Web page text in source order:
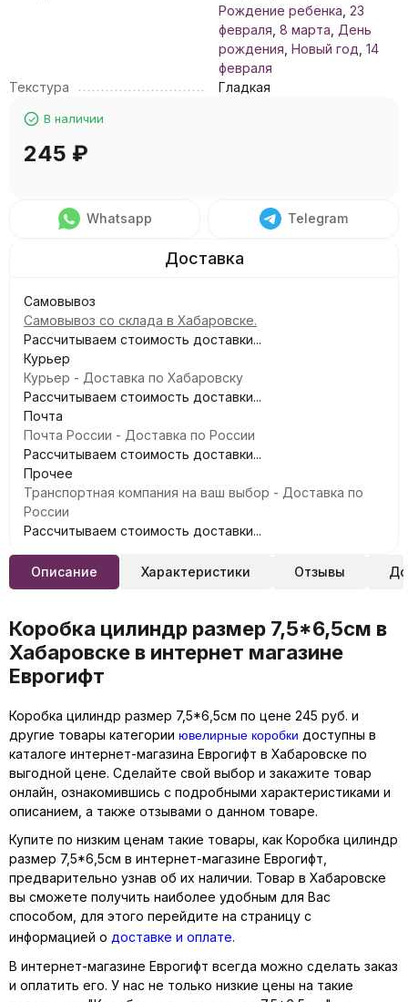
Рождение ребенка 23
февраля 8 марта День
рождения Новый год 14
февраля
Текстура
Гладкая
В наличии
245 ₽
Whatsapp Telegram
Самовывоз
Самовывоз со склада в Хабаровске.
Рассчитываем стоимость доставки...
Курьер
Курьер - Доставка по Хабаровску
Рассчитываем стоимость доставки...
Почта
Почта России - Доставка по России
Рассчитываем стоимость доставки...
Прочее
Транспортная компания на ваш выбор - Доставка по
России
Рассчитываем стоимость доставки...
Описание Характеристики Отзывы
Коробка цилиндр размер 7,5*6,5см в
Хабаровске в интернет магазине
Еврогифт
Коробка цилиндр размер 7,5*6,5см по цене 245 руб. и
другие товары категории ювелирные коробки доступны в
каталоге интернет-магазина Еврогифт в Хабаровске по
выгодной цене. Сделайте свой выбор и закажите товар
онлайн, ознакомившись с подробными характеристиками и
описанием, а также отзывами о данном товаре.
Купите по низким ценам такие товары, как Коробка цилиндр
размер 7,5*6,5см в интернет-магазине Еврогифт,
предварительно узнав об их наличии. Товар в Хабаровске
вы сможете получить наиболее удобным для Вас
способом, для этого перейдите на страницу с
информацией о доставке и оплате.
В интернет-магазине Еврогифт всегда можно сделать заказ
и оплатить его. У нас не только низкие цены на такие